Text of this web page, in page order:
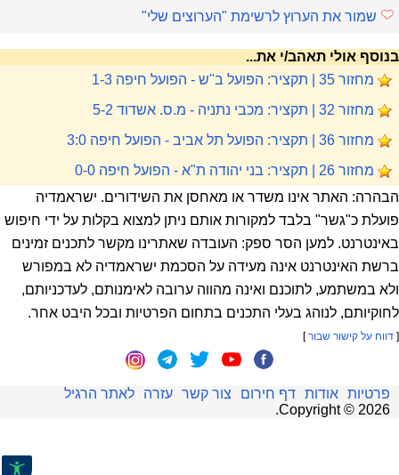
שמור את הערוץ לרשימת "הערוצים שלי"
בנוסף אולי תאהב/י את...
מחזור 35 | תקציר: הפועל ב"ש - הפועל חיפה 1-3
מחזור 32 | תקציר: מכבי נתניה - מ.ס. אשדוד 5-2
מחזור 36 | תקציר: הפועל תל אביב - הפועל חיפה 3:0
מחזור 26 | תקציר: בני יהודה ת"א - הפועל חיפה 0-0
הבהרה: האתר אינו משדר או מאחסן את השידורים. ישראמדיה
פועלת כ"גשר" בלבד למקורות אותם ניתן למצוא בקלות על ידי חיפוש
באינטרנט. למען הסר ספק: העובדה שאתרינו מקשר לתכנים זמינים
ברשת האינטרנט אינה מעידה על הסכמת ישראמדיה לא במפורש
ולא במשתמע, לתוכנם ואינה מהווה ערובה לאימנותם, לעדכניותם,
לחוקיותם, לנוהג בעלי התכנים בתחום הפרטיות ובכל היבט אחר.
[ דווח על קישור שבור]
פרטיות אודות דף חירום צור קשר עזרה
לאתר הרגיל
Copyright © 2026
.